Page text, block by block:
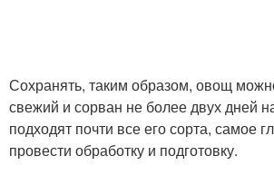
Сохранять, таким образом, овощ
свежий и сорван не более двух дней
подходят почти все его сорта, самое
провести обработку и подготовку.